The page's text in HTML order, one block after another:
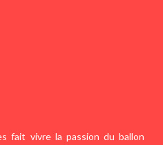
fait vivre la passion du ballon